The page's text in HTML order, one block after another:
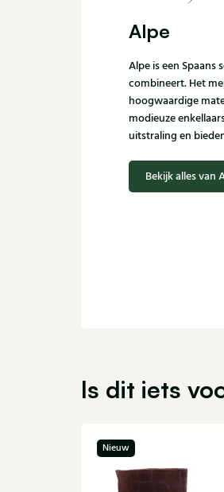
Alpe
Alpe is een
combineert. Het
hoogwaardige
modieuze
uitstraling en
Bekijk alles van
Is dit iets
Nieuw